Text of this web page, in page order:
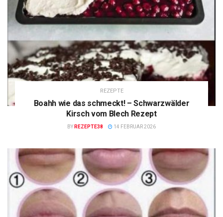
REZEPTE
Boahh wie das schmeckt! – Schwarzwälder
Kirsch vom Blech Rezept
BY REZEPTE38 14 FEBRUAR 2026